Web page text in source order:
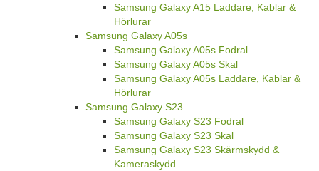
Samsung Galaxy A15 Laddare, Kablar &
Hörlurar
Samsung Galaxy A05s
Samsung Galaxy A05s Fodral
Samsung Galaxy A05s Skal
Samsung Galaxy A05s Laddare, Kablar &
Hörlurar
Samsung Galaxy S23
Samsung Galaxy S23 Fodral
Samsung Galaxy S23 Skal
Samsung Galaxy S23 Skärmskydd &
Kameraskydd